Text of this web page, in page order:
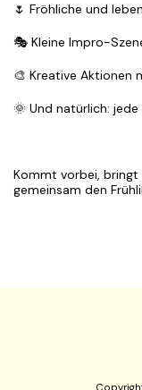
🌷 Fröhliche und
🎭 Kleine Impro-
🎨 Kreative Aktionen
🌞 Und natürlich:
Kommt vorbei, bringt
gemeinsam den